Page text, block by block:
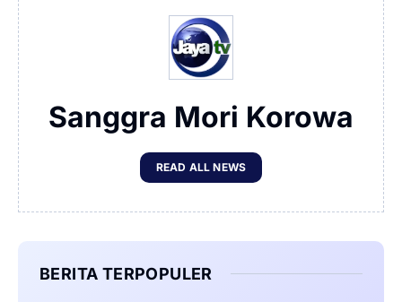
Sanggra Mori Korowa
READ ALL NEWS
BERITA TERPOPULER